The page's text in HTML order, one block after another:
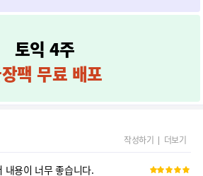
토익 4주
팩 무료 배포
작성하기 더보기
셀린쌤 설명이 귀에 쏙쏙 박혀요! 토익 금방 끝낼 수 있을 것 같아요 ㅠㅠ
다.
좋은 강의라고 생각해요.
용이 너무 좋습니다.